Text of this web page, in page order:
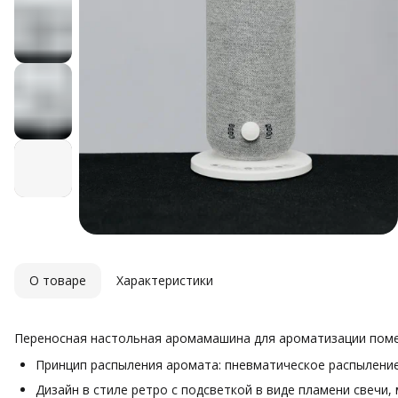
О товаре Характеристики
Переносная настольная аромамашина для ароматизации
Принцип распыления аромата: пневматическое
Дизайн в стиле ретро с подсветкой в виде пламени